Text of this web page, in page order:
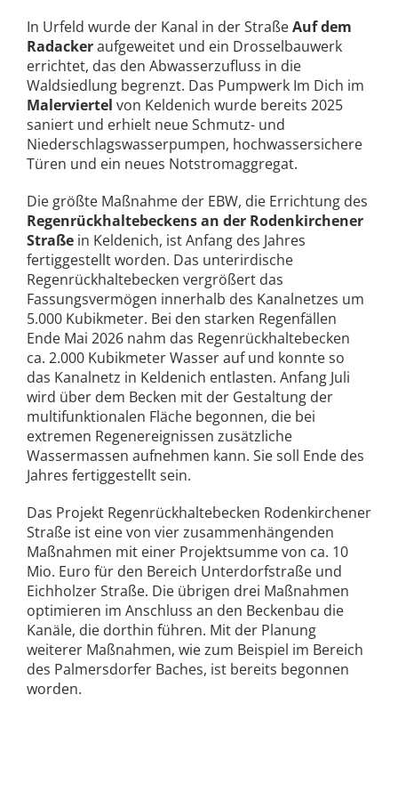
In Urfeld wurde der Kanal in der StraßeAuf dem
Radackeraufgeweitet und ein Drosselbauwerk
errichtet, das den Abwasserzufluss in die
Waldsiedlung begrenzt. Das Pumpwerk Im Dich im
Malerviertel von Keldenich wurde bereits 2025
saniert und erhielt neue Schmutz- und
Niederschlagswasserpumpen, hochwassersichere
Türen und ein neues Notstromaggregat.
Die größte Maßnahme der EBW, die Errichtung des
Regenrückhaltebeckensan der Rodenkirchener
Straße in Keldenich, ist Anfang des Jahres
fertiggestellt worden. Das unterirdische
Regenrückhaltebecken vergrößert das
Fassungsvermögen innerhalb des Kanalnetzes um
5.000 Kubikmeter. Bei den starken Regenfällen
Ende Mai 2026 nahm das Regenrückhaltebecken
ca. 2.000 Kubikmeter Wasser auf und konnte so
das Kanalnetz in Keldenich entlasten. Anfang Juli
wird über dem Becken mit der Gestaltung der
multifunktionalen Fläche begonnen, die bei
extremen Regenereignissen zusätzliche
Wassermassen aufnehmen kann. Sie soll Ende des
Jahres fertiggestellt sein.
Das Projekt Regenrückhaltebecken Rodenkirchener
Straße ist eine von vier zusammenhängenden
Maßnahmen mit einer Projektsumme von ca. 10
Mio. Euro für den Bereich Unterdorfstraße und
Eichholzer Straße. Die übrigen drei Maßnahmen
optimieren im Anschluss an den Beckenbau die
Kanäle, die dorthin führen. Mit der Planung
weiterer Maßnahmen, wie zum Beispiel im Bereich
des Palmersdorfer Baches, ist bereits begonnen
worden.